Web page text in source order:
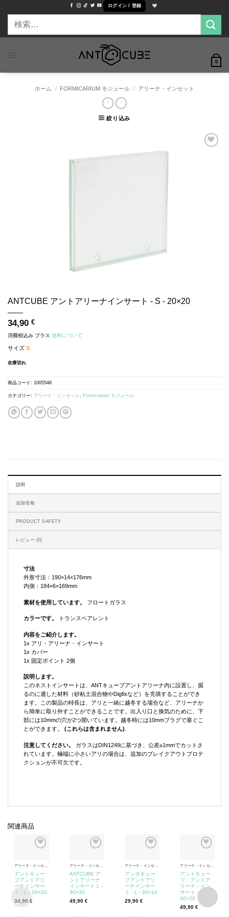
content
ログイン / 登録
0
ホーム / FORMICARIUM モジュール / アリーナ・インセット
絞り込み
ANTCUBE アントアリーナインサート - S - 20×20
34,90 €
消費税込み プラス 送料について
サイズ S
在庫切れ
商品コード: 1005548
カテゴリー: アリーナ・インセット Formicarium モジュール
説明
追加情報
PRODUCT SAFETY
レビュー (0)
寸法
外形寸法：190×14×176mm
内側：184×6×169mm
素材を使用しています。 フロートガラス
カラーです。 トランスペアレント
内容をご紹介します。
1x アリ・アリーナ・インサート
1x カバー
1x 固定ポイント 2個
説明します。
このネストインサートは、ANTキューブアントアリーナ内に設置し、掘
るのに適した材料（砂粘土混合物やDigfixなど）を充填することができ
ます。この製品の特長は、アリと一緒に越冬する場合など、アリーナか
ら簡単に取り外すことができることです。出入り口と換気のために、下
部には10mmの穴が2つ開いています。越冬時には10mmプラグで塞ぐこ
とができます。 (これらは含まれません)
注意してください。
ガラスはDIN1249に基づき、公差±1mmでカットさ
れています。極端に小さいアリの場合は、追加のブレイクアウトプロテ
クションが不可欠です。
関連商品
アリーナ・インセット
アントキュー
ブアントアリ
ーナインサー
ト - L - 20×20
34,90 €
アリーナ・インセット
ANTCUBE ア
ントアリーナ
インサート L -
30×30
49,90 €
アリーナ・インセット
アンタキュー
ブアントアリ
ーナインサー
ト - L - 20×10
29,90 €
アリーナ・インセット
アントキュー
ブ・アントア
リーナ・イン
サート - M -
40×20
49,90€